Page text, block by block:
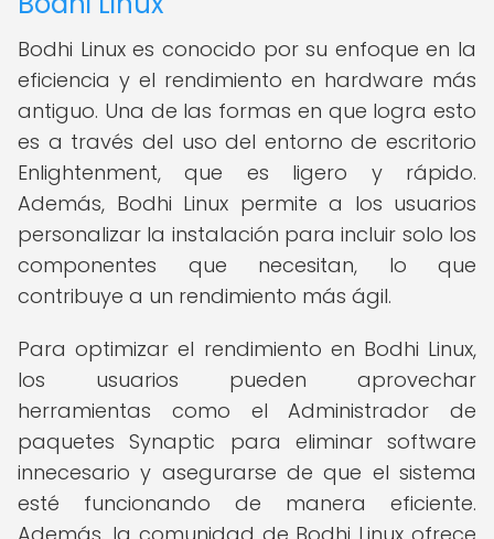
Bodhi Linux es conocido por su enfoque en la
eficiencia y el rendimiento en hardware más
antiguo. Una de las formas en que logra esto
es a través del uso del entorno de escritorio
Enlightenment, que es ligero y rápido.
Además, Bodhi Linux permite a los usuarios
personalizar la instalación para incluir solo los
componentes que necesitan, lo que
contribuye a un rendimiento más ágil.
Para optimizar el rendimiento en Bodhi Linux,
los usuarios pueden aprovechar
herramientas como el Administrador de
paquetes Synaptic para eliminar software
innecesario y asegurarse de que el sistema
esté funcionando de manera eficiente.